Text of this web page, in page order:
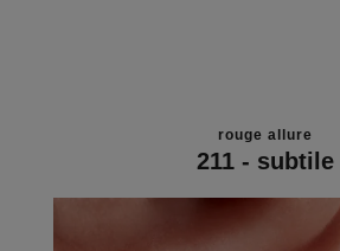
rouge allure
211 - subtile